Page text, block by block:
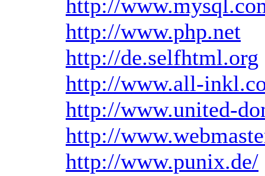
http://
http://www.php.net
http://de.selfhtml.org
http://www.all-
http://www.united-
http://
http://www.punix.de/